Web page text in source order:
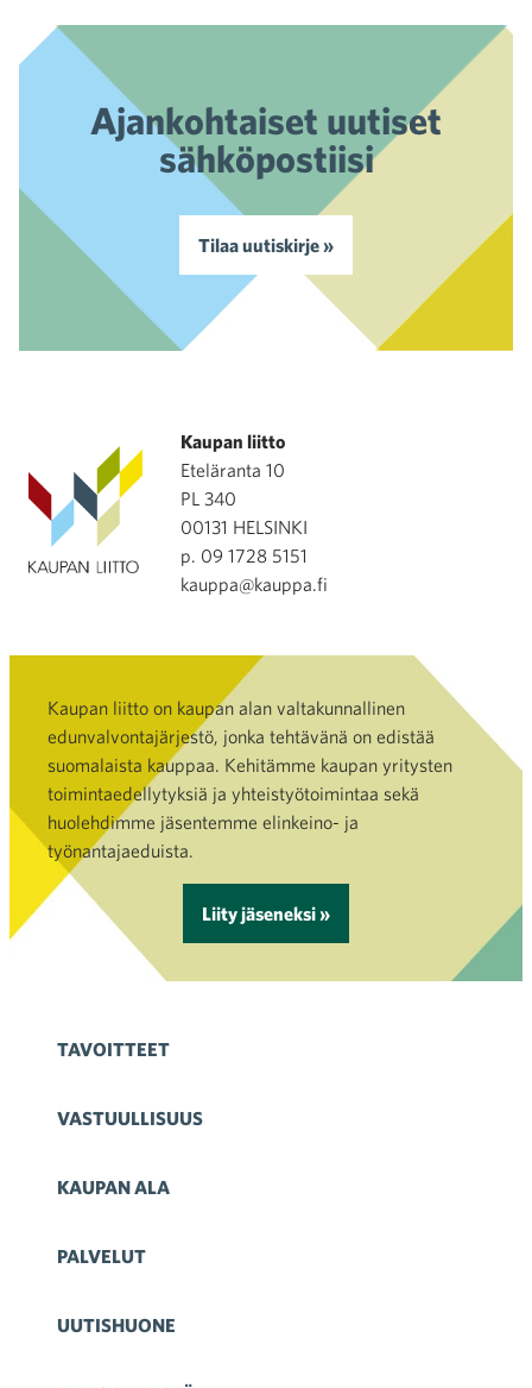
Ajankohtaiset uutiset
sähköpostiisi
Tilaa uutiskirje »
Kaupan liitto
Eteläranta 10
PL 340
00131 HELSINKI
p. 09 1728 5151
kauppa@kauppa.fi
Kaupan liitto on kaupan alan valtakunnallinen
edunvalvontajärjestö, jonka tehtävänä on edistää
suomalaista kauppaa. Kehitämme kaupan yritysten
toimintaedellytyksiä ja yhteistyötoimintaa sekä
huolehdimme jäsentemme elinkeino- ja
työnantajaeduista.
Liity jäseneksi »
TAVOITTEET
VASTUULLISUUS
KAUPAN ALA
PALVELUT
UUTISHUONE